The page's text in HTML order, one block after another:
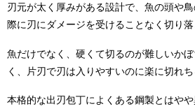
刃元が太く厚みがある設計で、魚の頭や
際に刃にダメージを受けることなく切り落
魚だけでなく、硬くて切るのが難しいか
く、片刃で刃は入りやすいのに楽に切れち
本格的な出刃包丁によくある鋼製とはや